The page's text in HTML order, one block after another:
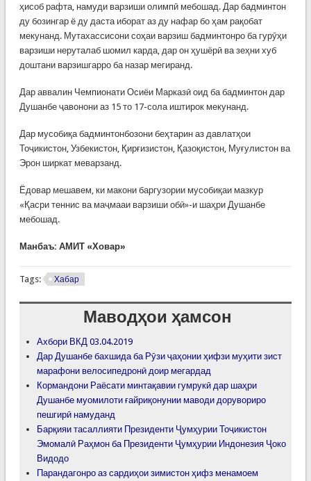
ҳисоб рафта, намуди варзиши олимпӣ мебошад. Дар бадминтон
ду бозингар ё ду даста иборат аз ду нафар бо ҳам рақобат
мекунанд. Мутахассисони соҳаи варзиш бадминтонро ба гурӯҳи
варзиши неруталаб шомил карда, дар он ҳушёрӣ ва зеҳни хуб
доштани варзишгарро ба назар мегиранд.
Дар аввалин Чемпионати Осиёи Марказӣ оид ба бадминтон дар
Душанбе ҷавонони аз 15 то 17-сола иштирок мекунанд.
Дар мусобиқа бадминтонбозони беҳтарин аз давлатҳои
Тоҷикистон, Узбекистон, Қирғизистон, Қазоқистон, Муғулистон ва
Эрон ширкат меварзанд.
Ёдовар мешавем, ки макони баргузории мусобиқаи мазкур
«Қасри теннис ва маҷмааи варзиши обӣ»-и шаҳри Душанбе
мебошад.
Манбаъ: АМИТ «Ховар»
Tags: Хабар
Маводҳои ҳамсон
Ахбори ВКД 03.04.2019
Дар Душанбе бахшида ба Рӯзи ҷаҳонии ҳифзи муҳити зист
марафони велосипедронӣ доир мегардад
Кормандони Раёсати минтақавии гумрукӣ дар шаҳри
Душанбе муомилоти ғайриқонунии маводи дорувориро
пешгирӣ намуданд
Барқияи тасаллияти Президенти Ҷумҳурии Тоҷикистон
Эмомалӣ Раҳмон ба Президенти Ҷумҳурии Индонезия Ҷоко
Видодо
Парандагонро аз сардиҳои зимистон ҳифз менамоем